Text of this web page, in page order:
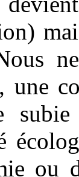
une
ou